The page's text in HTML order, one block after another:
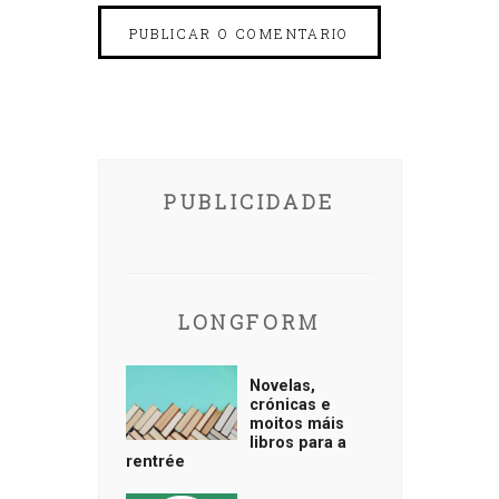
PUBLICIDADE
LONGFORM
Novelas,
crónicas e
moitos máis
libros para a
rentrée